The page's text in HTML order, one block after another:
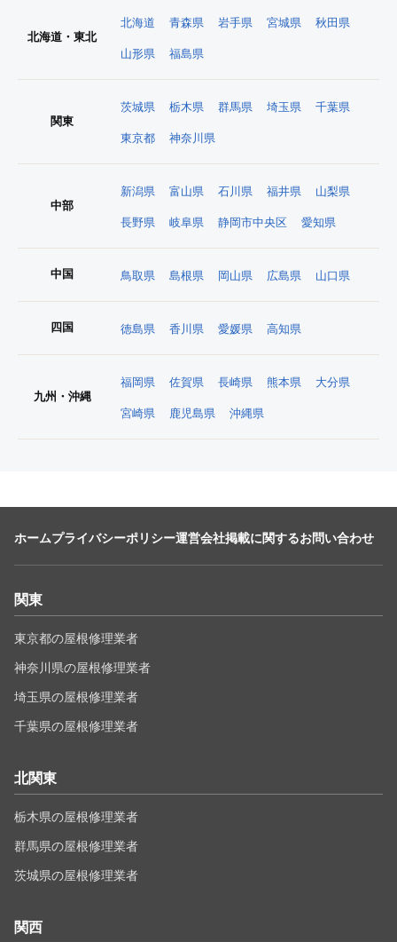
北海道・東北
北海道 青森県 岩手県 宮城県 秋田県
山形県 福島県
関東
茨城県 栃木県 群馬県 埼玉県 千葉県
東京都 神奈川県
中部
新潟県 富山県 石川県 福井県 山梨県
長野県 岐阜県 静岡市中央区 愛知県
中国 鳥取県 島根県 岡山県 広島県 山口県
四国 徳島県 香川県 愛媛県 高知県
九州・沖縄
福岡県 佐賀県 長崎県 熊本県 大分県
宮崎県 鹿児島県 沖縄県
ホームプライバシーポリシー運営会社掲載に関するお問い合わせ
関東
東京都の屋根修理業者
神奈川県の屋根修理業者
埼玉県の屋根修理業者
千葉県の屋根修理業者
北関東
栃木県の屋根修理業者
群馬県の屋根修理業者
茨城県の屋根修理業者
関西